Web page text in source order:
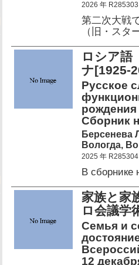
2026 年 R285303
第二次大戦
（旧・スタ
ロシア
ナ[1925-
Русское
Сборник
Берсенева
Вологда,
2025 年 R285304
В сборнике
家族と家
ロ会議学
Семья и
12